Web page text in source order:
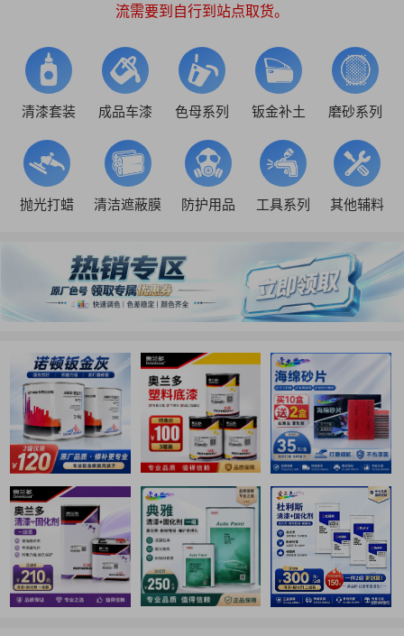
流需要到自行到站点取货。
清漆套装 成品车漆 色母系列 钣金补土 磨砂系列
抛光打蜡 清洁遮蔽膜 防护用品 工具系列 其他辅料